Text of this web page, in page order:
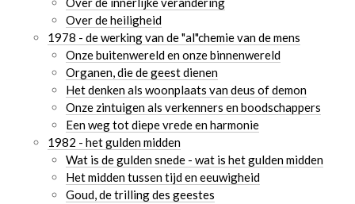
Over de heiligheid
1978 - de werking van de "al"chemie van de mens
Onze buitenwereld en onze binnenwereld
Organen, die de geest dienen
Het denken als woonplaats van deus of demon
Onze zintuigen als verkenners en boodschappers
Een weg tot diepe vrede en harmonie
1982 - het gulden midden
Wat is de gulden snede - wat is het gulden midden
Het midden tussen tijd en eeuwigheid
Goud, de trilling des geestes